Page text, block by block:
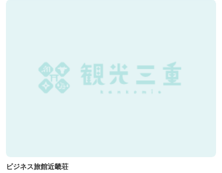
ビジネス旅館近畿荘